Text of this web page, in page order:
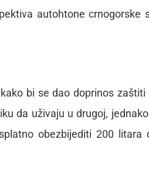
autohtone crnogorske
bi se dao doprinos
da uživaju u drugoj,
obezbijediti 200 litara